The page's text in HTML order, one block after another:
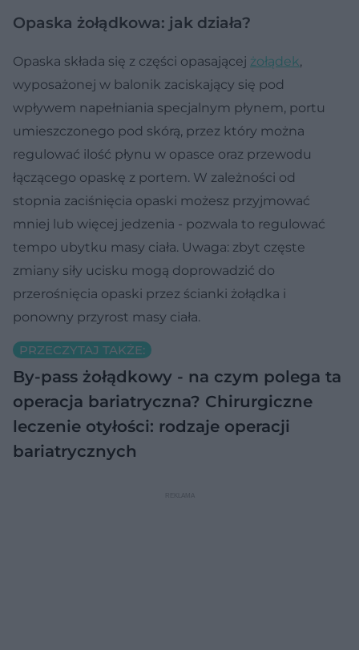
Opaska żołądkowa: jak działa?
Opaska składa się z części opasającej żołądek,
wyposażonej w balonik zaciskający się pod
wpływem napełniania specjalnym płynem, portu
umieszczonego pod skórą, przez który można
regulować ilość płynu w opasce oraz przewodu
łączącego opaskę z portem. W zależności od
stopnia zaciśnięcia opaski możesz przyjmować
mniej lub więcej jedzenia - pozwala to regulować
tempo ubytku masy ciała. Uwaga: zbyt częste
zmiany siły ucisku mogą doprowadzić do
przerośnięcia opaski przez ścianki żołądka i
ponowny przyrost masy ciała.
PRZECZYTAJ TAKŻE:
By-pass żołądkowy - na czym polega ta
operacja bariatryczna? Chirurgiczne
leczenie otyłości: rodzaje operacji
bariatrycznych